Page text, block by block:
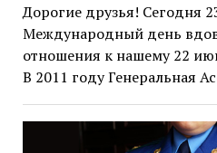
Дорогие друзья! Сегодня
Международный день
отношения к нашему 22
В 2011 году Генеральная